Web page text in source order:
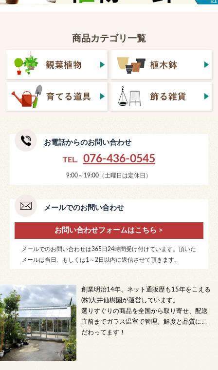
商品カテゴリ一覧
お電話からのお問い合わせ
TEL. 076-436-0545
9:00～19:00（土曜日は定休日）
メールでのお問い合わせ
お問い合わせフォームはこちら >
メールでのお問い合わせは365日24時間受け付けています。頂いた
メールは当日、もしくは1～2日以内に返信させて頂きます。
創業明治14年、ネット通販歴も15年をこえる
(株)大井仙樹園が運営しています。
選りすぐりの商品を全国から取り寄せ、配送
直前までガラス温室で管理。鮮度と品質にこ
だわってます！